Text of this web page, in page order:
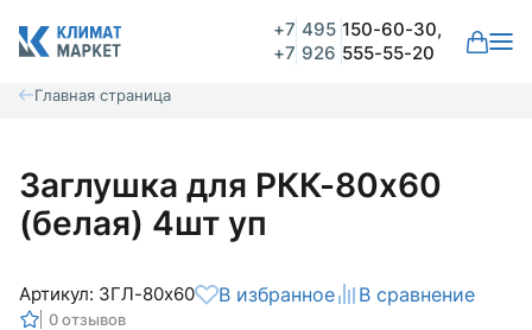
+7 495 150-60-30,
+7 926 555-55-20
Главная страница
Заглушка для РКК-80х60
(белая) 4шт уп
Артикул: ЗГЛ-80х60 В избранное В сравнение
0 отзывов